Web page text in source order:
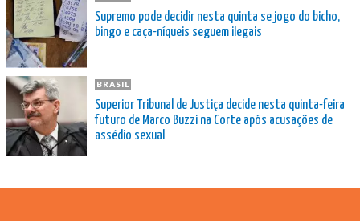
Supremo pode decidir nesta quinta se jogo do bicho,
bingo e caça-níqueis seguem ilegais
BRASIL
Superior Tribunal de Justiça decide nesta quinta-feira
futuro de Marco Buzzi na Corte após acusações de
assédio sexual